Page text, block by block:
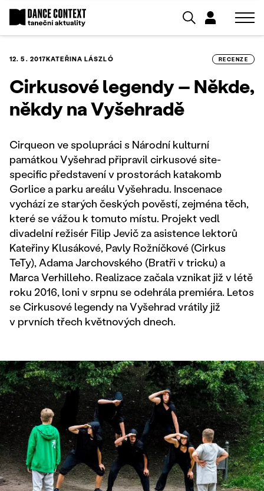
12. 5. 2017KATEŘINA LÁSZLÓ RECENZE
Cirkusové legendy – Někde,
někdy na Vyšehradě
Cirqueon ve spolupráci s Národní kulturní
památkou Vyšehrad připravil cirkusové site-
specific představení v prostorách katakomb
Gorlice a parku areálu Vyšehradu. Inscenace
vychází ze starých českých pověstí, zejména těch,
které se vážou k tomuto místu. Projekt vedl
divadelní režisér Filip Jevič za asistence lektorů
Kateřiny Klusákové, Pavly Rožníčkové (Cirkus
TeTy), Adama Jarchovského (Bratři v tricku) a
Marca Verhilleho. Realizace začala vznikat již v létě
roku 2016, loni v srpnu se odehrála premiéra. Letos
se Cirkusové legendy na Vyšehrad vrátily již
v prvních třech květnových dnech.